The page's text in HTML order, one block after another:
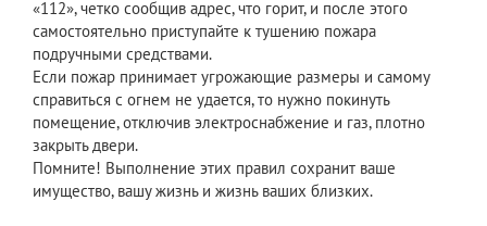
«112», четко сообщив адрес, что горит, и после этого
самостоятельно приступайте к тушению пожара
подручными средствами.
Если пожар принимает угрожающие размеры и самому
справиться с огнем не удается, то нужно покинуть
помещение, отключив электроснабжение и газ, плотно
закрыть двери.
Помните! Выполнение этих правил сохранит ваше
имущество, вашу жизнь и жизнь ваших близких.